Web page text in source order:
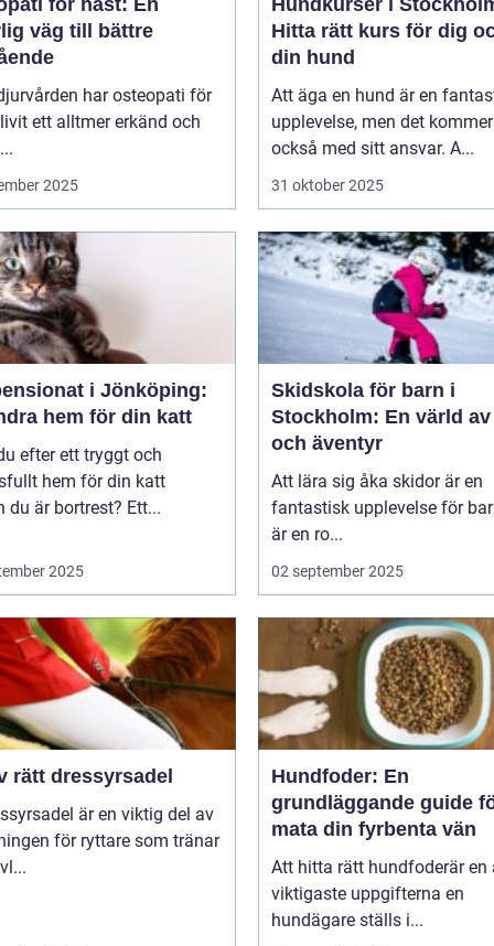
väg till bättre
har osteopati för
ett alltmer erkänd och
2025
Hitta rätt kurs för dig
din hund
Att äga en hund är en
upplevelse, men det kommer
också med sitt ansvar. A...
31 oktober 2025
i Jönköping:
hem för din katt
efter ett tryggt och
hem för din katt
du är bortrest? Ett...
2025
Skidskola för barn i
Stockholm: En värld
och äventyr
Att lära sig åka skidor är en
fantastisk upplevelse för
är en ro...
02 september 2025
rätt dressyrsadel
är en viktig del av
för ryttare som tränar
Hundfoder: En
grundläggande guide
mata din fyrbenta vän
Att hitta rätt hundfoderär en
viktigaste uppgifterna en
hundägare ställs i...